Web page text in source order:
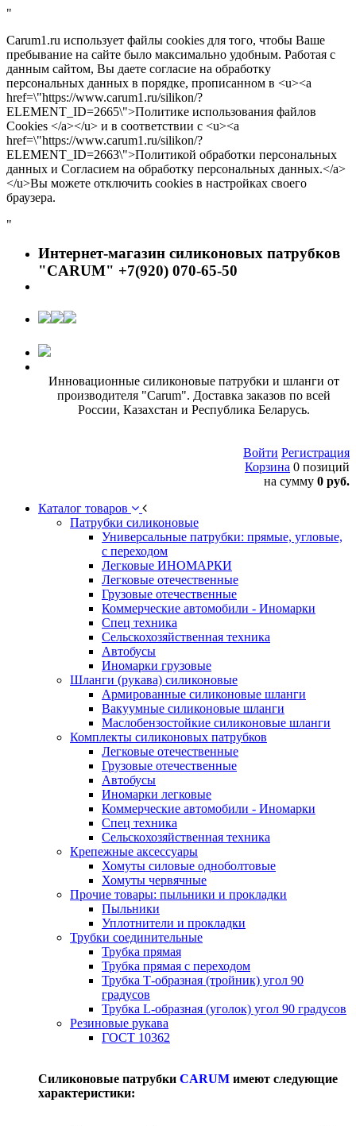
"
Carum1.ru использует файлы cookies для того, чтобы Ваше
пребывание на сайте было максимально удобным. Работая с
данным сайтом, Вы даете согласие на обработку
персональных данных в порядке, прописанном в <u><a
href=\"https://www.carum1.ru/silikon/?
ELEMENT_ID=2665\">Политике использования файлов
Cookies </a></u> и в соответствии с <u><a
href=\"https://www.carum1.ru/silikon/?
ELEMENT_ID=2663\">Политикой обработки персональных
данных и Согласием на обработку персональных данных.</a>
</u>Вы можете отключить cookies в настройках своего
браузера.
"
Интернет-магазин силиконовых патрубков
"CARUM" +7(920) 070-65-50
Инновационные силиконовые патрубки и шланги от
производителя "Carum". Доставка заказов по всей
России, Казахстан и Республика Беларусь.
Войти Регистрация
Корзина 0 позиций
на сумму 0 руб.
Каталог товаров
Патрубки силиконовые
Универсальные патрубки: прямые, угловые,
с переходом
Легковые ИНОМАРКИ
Легковые отечественные
Грузовые отечественные
Коммерческие автомобили - Иномарки
Спец техника
Сельскохозяйственная техника
Автобусы
Иномарки грузовые
Шланги (рукава) силиконовые
Армированные силиконовые шланги
Вакуумные силиконовые шланги
Маслобензостойкие силиконовые шланги
Комплекты силиконовых патрубков
Легковые отечественные
Грузовые отечественные
Автобусы
Иномарки легковые
Коммерческие автомобили - Иномарки
Спец техника
Сельскохозяйственная техника
Крепежные аксессуары
Хомуты силовые одноболтовые
Хомуты червячные
Прочие товары: пыльники и прокладки
Пыльники
Уплотнители и прокладки
Трубки соединительные
Трубка прямая
Трубка прямая с переходом
Трубка Т-образная (тройник) угол 90
градусов
Трубка L-образная (уголок) угол 90 градусов
Резиновые рукава
ГОСТ 10362
Силиконовые патрубки CARUM имеют следующие
характеристики: